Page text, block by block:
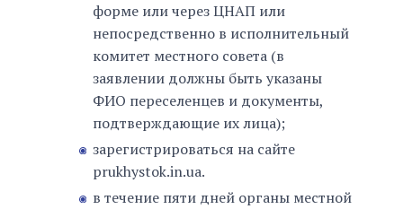
форме или через ЦНАП или
непосредственно в исполнительный
комитет местного совета (в
заявлении должны быть указаны
ФИО переселенцев и документы,
подтверждающие их лица);
зарегистрироваться на сайте
prukhystok.in.ua.
в течение пяти дней органы местной